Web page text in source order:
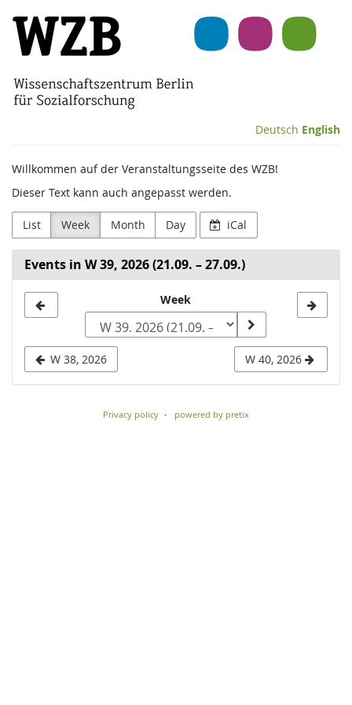
Skip to
main
content
Wissenschaftszentrum
Berlin
für
(WZB)
Deutsch English
Willkommen auf der Veranstaltungsseite des WZB!
Dieser Text kann auch angepasst werden.
List Week Month Day iCal
Events in W 39, 2026 (21.09. – 27.09.)
week
to
Week
W 38, 2026 W 40, 2026
Privacy policy powered by pretix